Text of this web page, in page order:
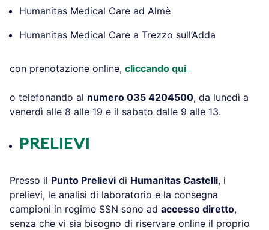
Humanitas Medical Care ad Almè
Humanitas Medical Care a Trezzo sull’Adda
con prenotazione online, cliccando qui
o telefonando al numero 035 4204500, da lunedì a
venerdì alle 8 alle 19 e il sabato dalle 9 alle 13.
PRELIEVI
Presso il Punto Prelievi di Humanitas Castelli, i
prelievi, le analisi di laboratorio e la consegna
campioni in regime SSN sono ad accesso diretto,
senza che vi sia bisogno di riservare online il proprio